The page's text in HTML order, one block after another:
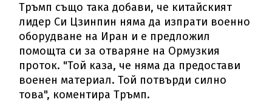
Тръмп също така добави, че китайският
лидер Си Цзинпин няма да изпрати военно
оборудване на Иран и е предложил
помощта си за отваряне на Ормузкия
проток. "Той каза, че няма да предостави
военен материал. Той потвърди силно
това", коментира Тръмп.